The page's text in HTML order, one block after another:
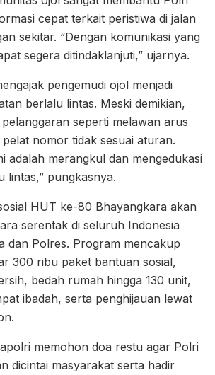
cepat terkait peristiwa di jalan
sekitar. “Dengan komunikasi yang
segera ditindaklanjuti,” ujarnya.
pengemudi ojol menjadi
berlalu lintas. Meski demikian,
seperti melawan arus
nomor tidak sesuai aturan.
adalah merangkul dan mengedukasi
lintas,” pungkasnya.
HUT ke-80 Bhayangkara akan
serentak di seluruh Indonesia
dan Polres. Program mencakup
300 ribu paket bantuan sosial,
bedah rumah hingga 130 unit,
ibadah, serta penghijauan lewat
memohon doa restu agar Polri
dicintai masyarakat serta hadir